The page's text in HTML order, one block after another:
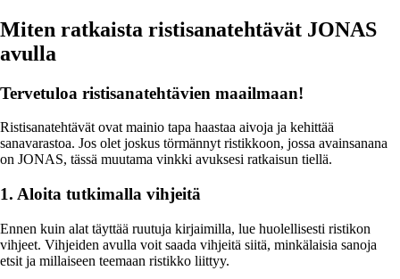
Miten ratkaista ristisanatehtävät JONAS
avulla
Tervetuloa ristisanatehtävien maailmaan!
Ristisanatehtävät ovat mainio tapa haastaa aivoja ja kehittää
sanavarastoa. Jos olet joskus törmännyt ristikkoon, jossa avainsanana
on JONAS, tässä muutama vinkki avuksesi ratkaisun tiellä.
1. Aloita tutkimalla vihjeitä
Ennen kuin alat täyttää ruutuja kirjaimilla, lue huolellisesti ristikon
vihjeet. Vihjeiden avulla voit saada vihjeitä siitä, minkälaisia sanoja
etsit ja millaiseen teemaan ristikko liittyy.